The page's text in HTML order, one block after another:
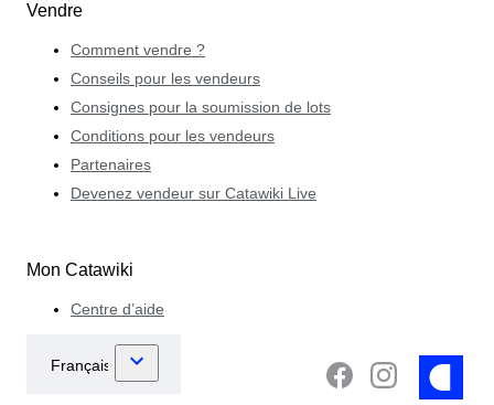
Vendre
Comment vendre ?
Conseils pour les vendeurs
Consignes pour la soumission de lots
Conditions pour les vendeurs
Partenaires
Devenez vendeur sur Catawiki Live
Mon Catawiki
Centre d’aide